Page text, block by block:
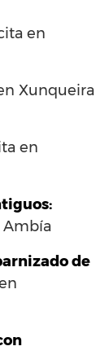
en
Xunqueira
en
Ambía
de